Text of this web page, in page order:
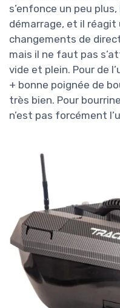
s’enfonce un peu
démarrage, et il réagit
changements de
mais il ne faut pas
vide et plein. Pour de
+ bonne poignée de
très bien. Pour
n’est pas forcément